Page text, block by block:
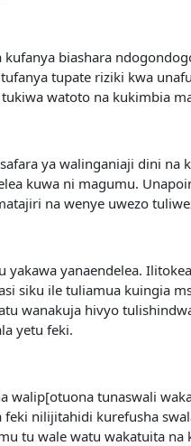
biashara
tupate riziki kwa
watoto na kukimbia
ya walinganiaji dini
kuwa ni magumu.
na wenye uwezo
yanaendelea.
siku ile tuliamua kuingia
wanakuja hivyo
yetu feki.
walip[otuona tunaswali
nilijitahidi kurefusha
tu wale watu wakatuita